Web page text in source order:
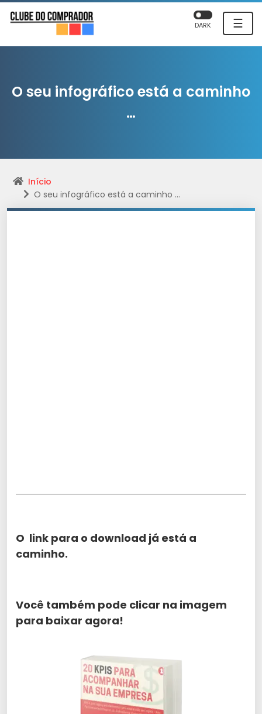
☰
DARK
O seu infográfico está a caminho
…
Início
O seu infográfico está a caminho …
O link para o download já está a
caminho.
Você também pode clicar na imagem
para baixar agora!